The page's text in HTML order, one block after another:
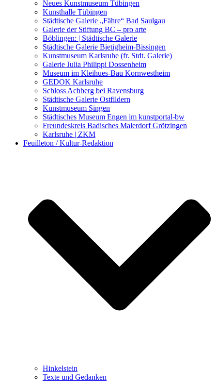
Kunstwettbewerbe, Ausschreibungen für Künstler
Neues Kunstmuseum Tübingen
Kunsthalle Tübingen
Städtische Galerie „Fähre“ Bad Saulgau
Galerie der Stiftung BC – pro arte
Böblingen: | Städtische Galerie
Städtische Galerie Bietigheim-Bissingen
Kunstmuseum Karlsruhe (fr. Stdt. Galerie)
Galerie Julia Philippi Dossenheim
Museum im Kleihues-Bau Kornwestheim
GEDOK Karlsruhe
Schloss Achberg bei Ravensburg
Städtische Galerie Ostfildern
Kunstmuseum Singen
Städtisches Museum Engen im kunstportal-bw
Freundeskreis Badisches Malerdorf Grötzingen
Karlsruhe | ZKM
Feuilleton / Kultur-Redaktion
Hinkelstein
Texte und Gedanken